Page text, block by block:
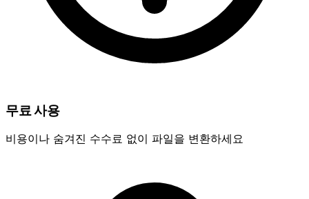
무료 사용
비용이나 숨겨진 수수료 없이 파일을 변환하세요